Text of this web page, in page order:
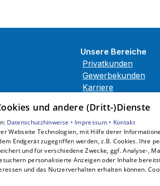
Unsere Bereiche
Privatkunden
Gewerbekunden
Karriere
Kontakt
und andere (Dritt-)Dienste
Datenschutzhinweise • Impressum • Kontakt
Webseite Technologien, mit Hilfe derer
Endgerät zugegriffen werden, z.B. Cookies. Ihre
und für verschiedene Zwecke, ggf. Analyse-,
personalisierte Anzeigen oder Inhalte
und das Nutzerverhalten erhalten können.